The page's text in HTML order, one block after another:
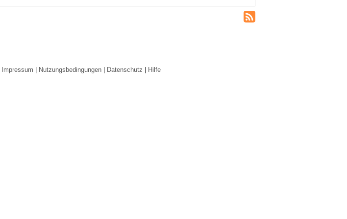
Impressum | Nutzungsbedingungen| Datenschutz | Hilfe